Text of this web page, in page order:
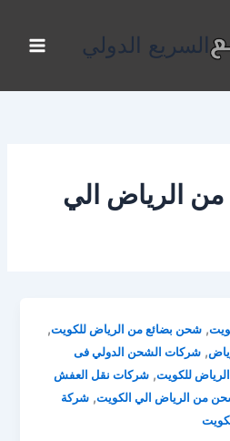
السريع الدولي
الرياض الي
,شحن بضائع من الرياض للكويت,
,شركات الشحن الدولي فى
للكويت,شركات نقل العفش
من الرياض الي الكويت,شركة